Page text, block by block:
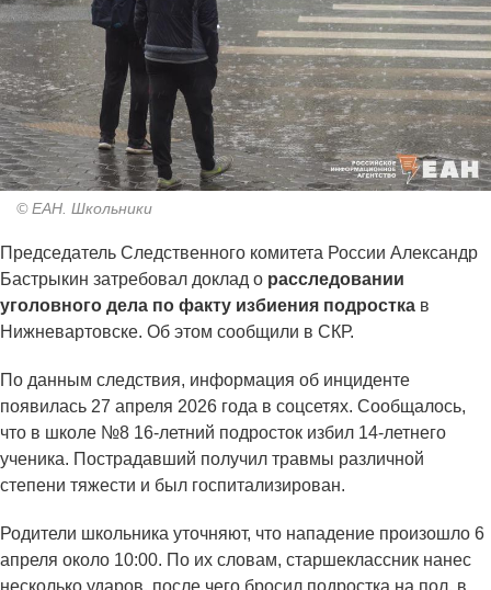
© ЕАН. Школьники
Председатель Следственного комитета России Александр
Бастрыкин затребовал доклад о расследовании
уголовного дела по факту избиения подростка в
Нижневартовске. Об этом сообщили в СКР.
По данным следствия, информация об инциденте
появилась 27 апреля 2026 года в соцсетях. Сообщалось,
что в школе №8 16-летний подросток избил 14-летнего
ученика. Пострадавший получил травмы различной
степени тяжести и был госпитализирован.
Родители школьника уточняют, что нападение произошло 6
апреля около 10:00. По их словам, старшеклассник нанес